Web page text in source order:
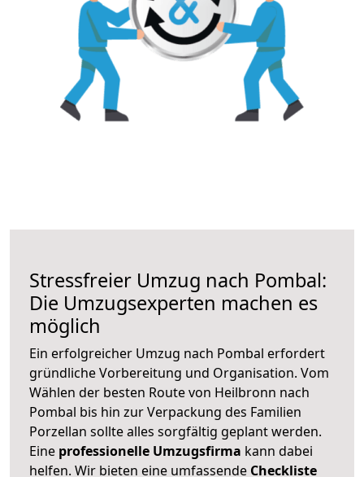
Stressfreier Umzug nach Pombal:
Die Umzugsexperten machen es
möglich
Ein erfolgreicher Umzug nach Pombal erfordert
gründliche Vorbereitung und Organisation. Vom
Wählen der besten Route von Heilbronn nach
Pombal bis hin zur Verpackung des Familien
Porzellan sollte alles sorgfältig geplant werden.
Eine professionelle Umzugsfirma kann dabei
helfen. Wir bieten eine umfassende Checkliste